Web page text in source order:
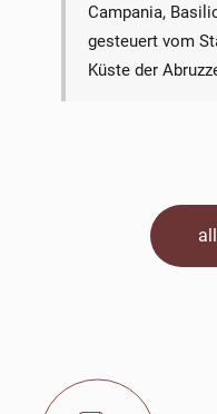
Campania,
gesteuert vom
Küste der